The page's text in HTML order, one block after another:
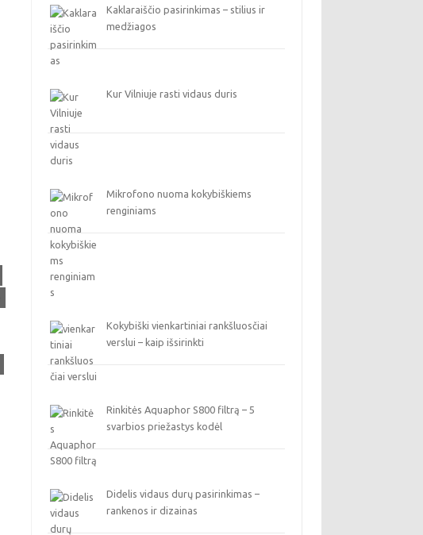
Kaklaraiščio pasirinkimas – stilius ir
medžiagos
Kur Vilniuje rasti vidaus duris
Mikrofono nuoma kokybiškiems
renginiams
Kokybiški vienkartiniai rankšluosčiai
verslui – kaip išsirinkti
Rinkitės Aquaphor S800 filtrą – 5
svarbios priežastys kodėl
Didelis vidaus durų pasirinkimas –
rankenos ir dizainas